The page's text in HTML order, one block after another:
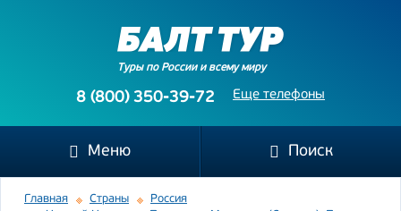
Туры по России и всему миру
Еще телефоны
8 (800) 350-39-72
Меню Поиск
Главная Страны
Россия